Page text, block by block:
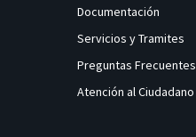
Documentación
Servicios y Tramites
Preguntas Frecuentes
Atención al Ciudadano